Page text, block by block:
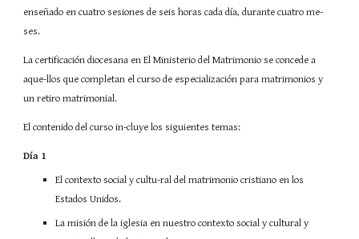
enseñado en cuatro sesiones de seis horas cada día, durante cuatro me-
ses.
La certificación diocesana en El Ministerio del Matrimonio se concede a
aque-llos que completan el curso de especialización para matrimonios y
un retiro matrimonial.
El contenido del curso in-cluye los siguientes temas:
Día 1
El contexto social y cultu-ral del matrimonio cristiano en los
Estados Unidos.
La misión de la iglesia en nuestro contexto social y cultural y